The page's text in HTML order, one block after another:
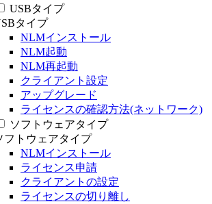
USBタイプ
タイプ
NLMインストール
NLM起動
NLM再起動
クライアント設定
アップグレード
ライセンスの確認方法(ネットワーク)
ソフトウェアタイプ
フトウェアタイプ
NLMインストール
ライセンス申請
クライアントの設定
ライセンスの切り離し